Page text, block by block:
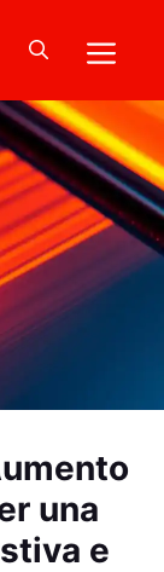
una
e